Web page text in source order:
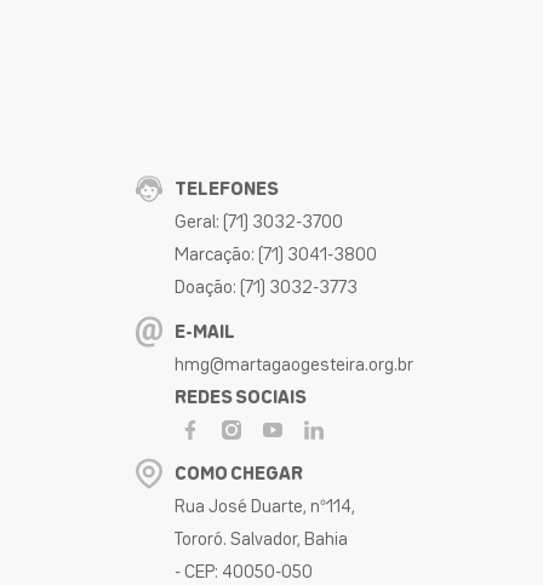
TELEFONES
Geral: (71) 3032-3700
Marcação: (71) 3041-3800
Doação: (71) 3032-3773
E-MAIL
hmg@martagaogesteira.org.br
REDES SOCIAIS
COMO CHEGAR
Rua José Duarte, nº114,
Tororó. Salvador, Bahia
- CEP: 40050-050